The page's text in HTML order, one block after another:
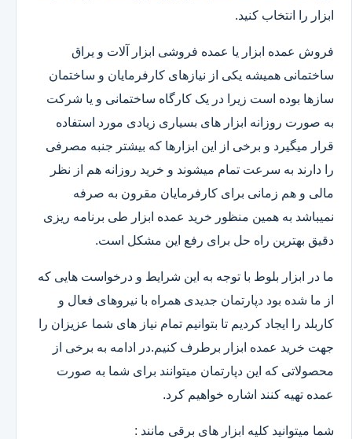
ابزار را انتخاب کنید.
فروش عمده ابزار یا عمده فروشی ابزار آلات و یراق
ساختمانی همیشه یکی از نیازهای کارفرمایان و ساختمان
سازها بوده است زیرا در یک کارگاه ساختمانی و یا شرکت
به صورت روزانه ابزار های بسیاری زیادی مورد استفاده
قرار میگیرد و برخی از این ابزارها که بیشتر جنبه مصرفی
را دارند به سرعت تمام میشوند و خرید روزانه هم از نظر
مالی و هم زمانی برای کارفرمایان مقرون به صرفه
نمیباشد به همین منظور خرید عمده ابزار طی برنامه ریزی
دقیق بهترین راه حل برای رفع این مشکل است.
ما در ابزار بلوط با توجه به این شرایط و درخواست هایی که
از ما شده بود دپارتمان جدیدی همراه با نیروهای فعال و
کاربلد را ایجاد کردیم تا بتوانیم تمام نیاز های شما عزیزان را
جهت خرید عمده ابزار برطرف کنیم.در ادامه به برخی از
محصولاتی که این دپارتمان میتوانند برای شما به صورت
عمده تهیه کنند اشاره خواهیم کرد.
شما میتوانید کلیه ابزار های برقی مانند :